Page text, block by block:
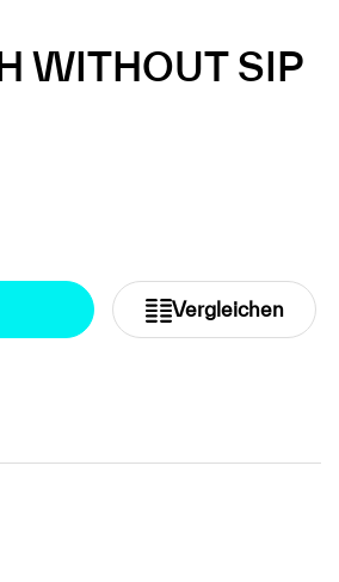
WITHOUT SIP
Vergleichen